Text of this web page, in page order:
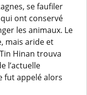
se faufiler
ont conservé
les animaux. Le
mais aride et
Hinan trouva
l’actuelle
fut appelé alors